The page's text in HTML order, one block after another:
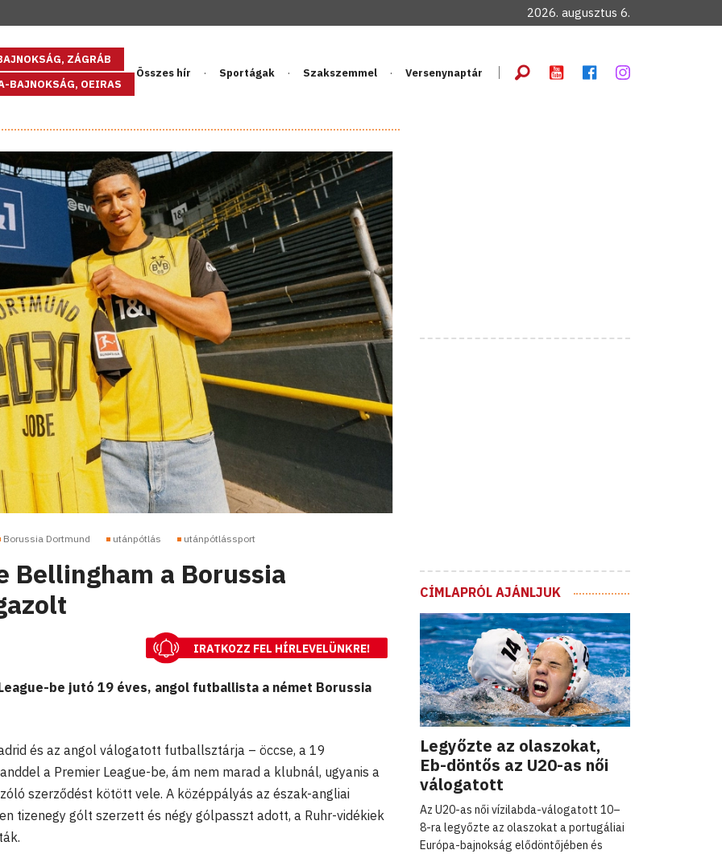
2026. augusztus 6.
ZÁGRÁB
BAJNOKSÁG, OEIRAS
Összes hír Sportágak Szakszemmel Versenynaptár
Borussia Dortmund utánpótlás utánpótlássport
Bellingham a Borussia
IRATKOZZ FEL HÍRLEVELÜNKRE!
be jutó 19 éves, angol futballista a német Borussia
és az angol válogatott futballsztárja – öccse, a 19
a Premier League-be, ám nem marad a klubnál, ugyanis a
szerződést kötött vele. A középpályás az észak-angliai
tizenegy gólt szerzett és négy gólpasszt adott, a Ruhr-vidékiek
CÍMLAPRÓL AJÁNLJUK
Legyőzte az olaszokat,
Eb-döntős az U20-as női
válogatott
Az U20-as női vízilabda-válogatott 10–
8-ra legyőzte az olaszokat a portugáliai
Európa-bajnokság elődöntőjében és